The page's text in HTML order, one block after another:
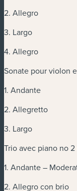
2. Allegro
3. Largo
4. Allegro
Sonate pour violon
1. Andante
2. Allegretto
3. Largo
Trio avec piano no
1. Andante –
2. Allegro con brio